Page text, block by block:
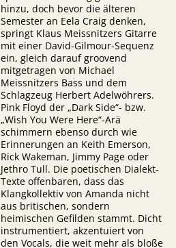
hinzu, doch bevor die älteren
Semester an Eela Craig denken,
springt Klaus Meissnitzers Gitarre
mit einer David-Gilmour-Sequenz
ein, gleich darauf groovend
mitgetragen von Michael
Meissnitzers Bass und dem
Schlagzeug Herbert Adelwöhrers.
Pink Floyd der „Dark Side“- bzw.
„Wish You Were Here“-Arä
schimmern ebenso durch wie
Erinnerungen an Keith Emerson,
Rick Wakeman, Jimmy Page oder
Jethro Tull. Die poetischen Dialekt-
Texte offenbaren, dass das
Klangkollektiv von Amanda nicht
aus britischen, sondern
heimischen Gefilden stammt. Dicht
instrumentiert, akzentuiert von
den Vocals, die weit mehr als bloße